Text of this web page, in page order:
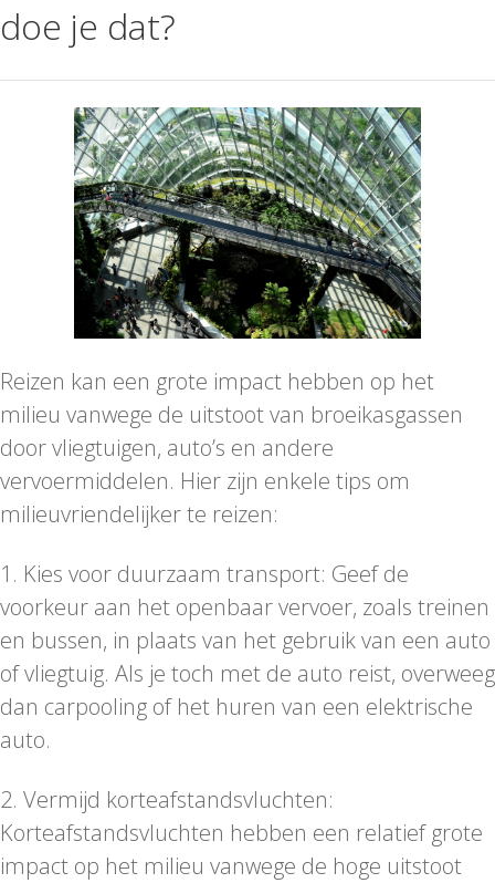
doe je dat?
Reizen kan een grote impact hebben op het
milieu vanwege de uitstoot van broeikasgassen
door vliegtuigen, auto’s en andere
vervoermiddelen. Hier zijn enkele tips om
milieuvriendelijker te reizen:
1. Kies voor duurzaam transport: Geef de
voorkeur aan het openbaar vervoer, zoals treinen
en bussen, in plaats van het gebruik van een auto
of vliegtuig. Als je toch met de auto reist, overweeg
dan carpooling of het huren van een elektrische
auto.
2. Vermijd korteafstandsvluchten:
Korteafstandsvluchten hebben een relatief grote
impact op het milieu vanwege de hoge uitstoot